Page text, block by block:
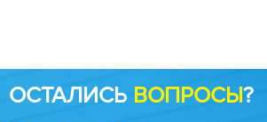
ОСТАЛИСЬ ВОПРОСЫ?